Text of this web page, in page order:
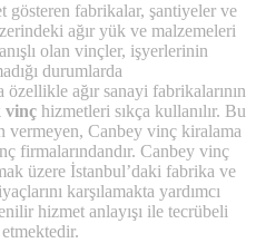
gösteren fabrikalar, şantiyeler ve
ağır yük ve malzemeleri
olan vinçler, işyerlerinin
durumlarda
ağır sanayi fabrikalarının
vinç hizmetleri sıkça kullanılır. Bu
vermeyen, Canbey vinç kiralama
firmalarındandır. Canbey vinç
üzere İstanbul’daki fabrika ve
karşılamakta yardımcı
hizmet anlayışı ile tecrübeli